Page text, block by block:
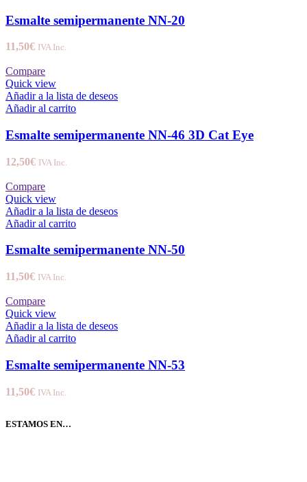
Esmalte semipermanente NN-20
11,50€ IVA Inc.
Compare
Quick view
Añadir a la lista de deseos
Añadir al carrito
Esmalte semipermanente NN-46 3D Cat Eye
12,50€ IVA Inc.
Compare
Quick view
Añadir a la lista de deseos
Añadir al carrito
Esmalte semipermanente NN-50
11,50€ IVA Inc.
Compare
Quick view
Añadir a la lista de deseos
Añadir al carrito
Esmalte semipermanente NN-53
11,50€ IVA Inc.
ESTAMOS EN…